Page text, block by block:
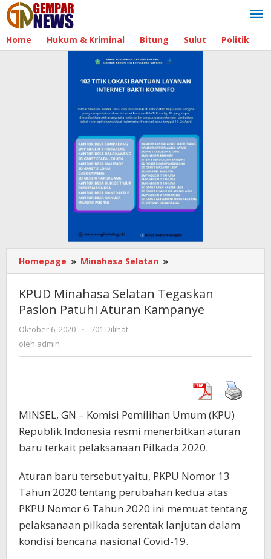
Lewati
ke
konten
Home Hukum & Kriminal Bitung Sulut Politik
Homepage » Minahasa Selatan »
Minahasa
Tegaskan
Paslon
KPUD Minahasa Selatan Tegaskan
Paslon Patuhi Aturan Kampanye
Oktober 6, 2020
oleh
-
701 Dilihat
oleh admin
MINSEL, GN – Komisi Pemilihan Umum (KPU)
Republik Indonesia resmi menerbitkan aturan
baru terkait pelaksanaan Pilkada 2020.
Aturan baru tersebut yaitu, PKPU Nomor 13
Tahun 2020 tentang perubahan kedua atas
PKPU Nomor 6 Tahun 2020 ini memuat tentang
pelaksanaan pilkada serentak lanjutan dalam
kondisi bencana nasional Covid-19.